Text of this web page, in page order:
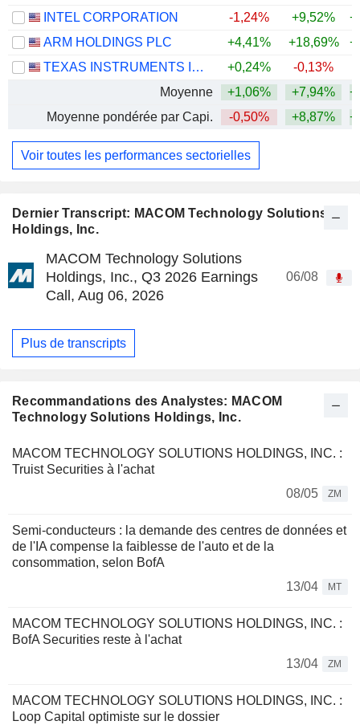
Dernier Transcript: MACOM Technology Solutions
Holdings, Inc.
MACOM Technology Solutions
Holdings, Inc., Q3 2026 Earnings
Call, Aug 06, 2026
06/08
Plus de transcripts
Recommandations des Analystes: MACOM
Technology Solutions Holdings, Inc.
MACOM TECHNOLOGY SOLUTIONS HOLDINGS, INC. :
Truist Securities à l'achat
08/05
ZM
Semi-conducteurs : la demande des centres de données et
de l'IA compense la faiblesse de l'auto et de la
consommation, selon BofA
13/04
MT
MACOM TECHNOLOGY SOLUTIONS HOLDINGS, INC. :
BofA Securities reste à l'achat
13/04
ZM
MACOM TECHNOLOGY SOLUTIONS HOLDINGS, INC. :
Loop Capital optimiste sur le dossier
INTEL CORPORATION
-1,24% +9,52%
ARM HOLDINGS PLC
+4,41% +18,69%
TEXAS INSTRUMENTS INCORPORATED
+0,24% -0,13%
Moyenne
+1,06% +7,94%
Moyenne pondérée par Capi.
-0,50% +8,87%
Voir toutes les performances sectorielles